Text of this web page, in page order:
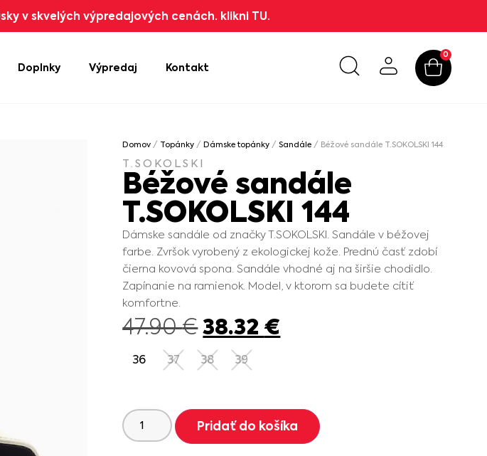
v skvelých výpredajových cenách. klikni TU.
Doplnky Výpredaj Kontakt
0
Domov / Topánky /Dámske topánky /Sandále / Béžové sandále T.SOKOLSKI 144
T.SOKOLSKI
Béžové sandále
T.SOKOLSKI 144
Dámske sandále od značky T.SOKOLSKI. Sandále v béžovej
farbe. Zvršok vyrobený z ekologickej kože. Prednú časť zdobí
čierna kovová spona. Sandále vhodné aj na širšie chodidlo.
Zapínanie na ramienok. Model, v ktorom sa budete cítiť
komfortne.
47.90€38.32 €
36 37 38 39
Pridať do košíka